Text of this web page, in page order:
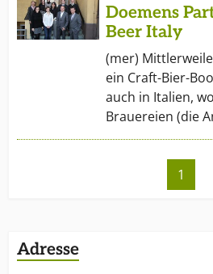
Doemens
Beer Italy
(mer)
ein Craft-Bier-
auch in Italien,
Brauereien (die
1
Adresse